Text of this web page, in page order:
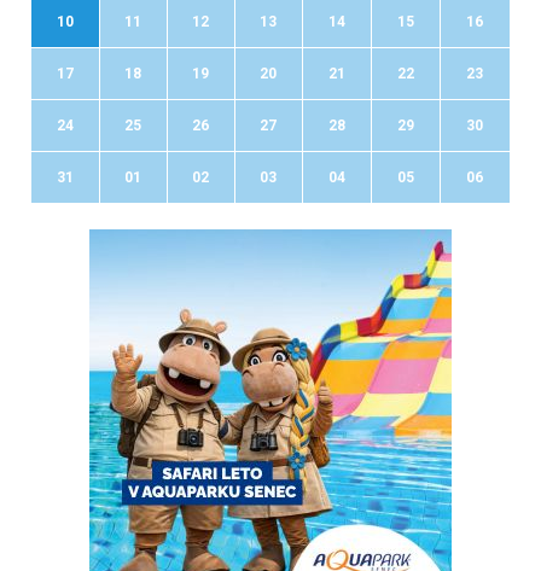
10 11 12 13 14 15 16
17 18 19 20 21 22 23
24 25 26 27 28 29 30
31 01 02 03 04 05 06